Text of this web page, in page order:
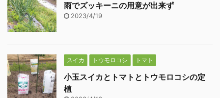
雨でズッキーニの用意が出来ず
2023/4/19
スイカ トウモロコシ トマト
小玉スイカとトマトとトウモロコシの定
植